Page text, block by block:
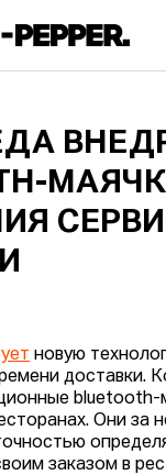
новую
доставки.
bluetooth-
Они за
заказом в